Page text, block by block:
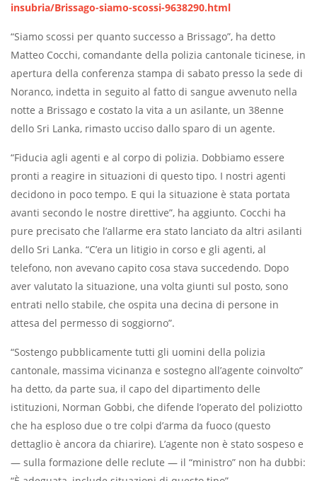
insubria/Brissago-siamo-scossi-9638290.html
“Siamo scossi per quanto successo a Brissago”, ha detto
Matteo Cocchi, comandante della polizia cantonale ticinese, in
apertura della conferenza stampa di sabato presso la sede di
Noranco, indetta in seguito al fatto di sangue avvenuto nella
notte a Brissago e costato la vita a un asilante, un 38enne
dello Sri Lanka, rimasto ucciso dallo sparo di un agente.
“Fiducia agli agenti e al corpo di polizia. Dobbiamo essere
pronti a reagire in situazioni di questo tipo. I nostri agenti
decidono in poco tempo. E qui la situazione è stata portata
avanti secondo le nostre direttive”, ha aggiunto. Cocchi ha
pure precisato che l’allarme era stato lanciato da altri asilanti
dello Sri Lanka. “C’era un litigio in corso e gli agenti, al
telefono, non avevano capito cosa stava succedendo. Dopo
aver valutato la situazione, una volta giunti sul posto, sono
entrati nello stabile, che ospita una decina di persone in
attesa del permesso di soggiorno”.
“Sostengo pubblicamente tutti gli uomini della polizia
cantonale, massima vicinanza e sostegno all’agente coinvolto”
ha detto, da parte sua, il capo del dipartimento delle
istituzioni, Norman Gobbi, che difende l’operato del poliziotto
che ha esploso due o tre colpi d’arma da fuoco (questo
dettaglio è ancora da chiarire). L’agente non è stato sospeso e
— sulla formazione delle reclute — il “ministro” non ha dubbi: